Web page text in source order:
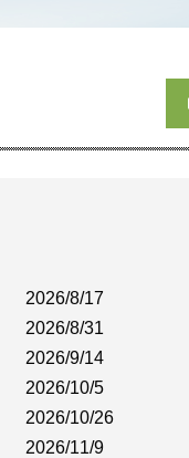
2026/8/17
2026/8/31
2026/9/14
2026/10/5
2026/10/26
2026/11/9